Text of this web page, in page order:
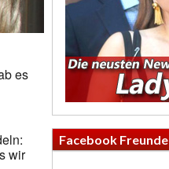
es
wir
Facebook Freunde